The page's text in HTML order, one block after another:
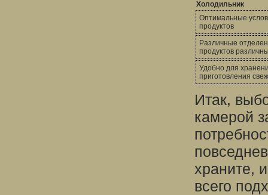
Холодильник
Оптимальные
продуктов
Различные
продуктов
Удобно для
приготовления
Итак,
камерой
храните,
всего